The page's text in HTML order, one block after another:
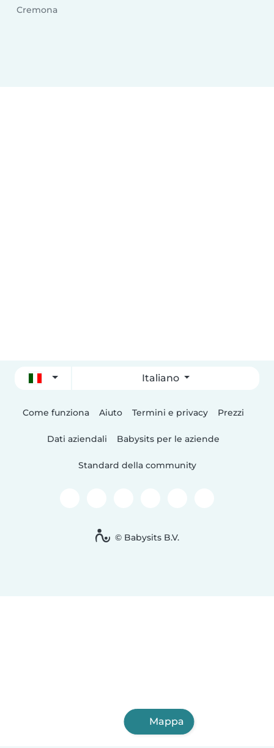
Cremona
Mappa
Italiano
Come funziona Aiuto Termini e privacy Prezzi
Dati aziendali Babysits per le aziende
Standard della community
© Babysits B.V.